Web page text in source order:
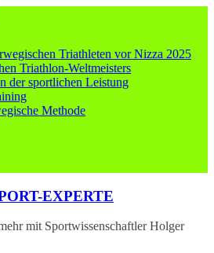
Triathleten vor Nizza 2025
Triathlon-Weltmeisters
der sportlichen Leistung
Methode
EXPERTE
mit Sportwissenschaftler Holger